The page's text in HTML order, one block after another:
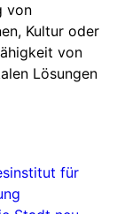
von
Kultur oder
von
Lösungen
für